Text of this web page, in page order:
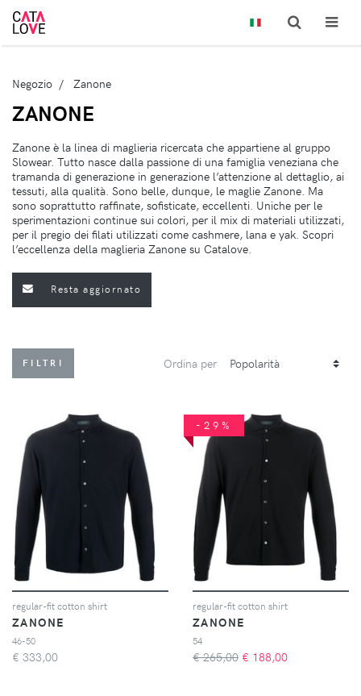
Negozio Zanone
ZANONE
Zanone è la linea di maglieria ricercata che appartiene al gruppo
Slowear. Tutto nasce dalla passione di una famiglia veneziana che
tramanda di generazione in generazione l’attenzione al dettaglio, ai
tessuti, alla qualità. Sono belle, dunque, le maglie Zanone. Ma
sono soprattutto raffinate, sofisticate, eccellenti. Uniche per le
sperimentazioni continue sui colori, per il mix di materiali utilizzati,
per il pregio dei filati utilizzati come cashmere, lana e yak. Scopri
l’eccellenza della maglieria Zanone su Catalove.
Resta aggiornato
FILTRI Ordina per
regular-fit cotton shirt
ZANONE
46-50
€ 333,00
-29%
regular-fit cotton shirt
ZANONE
54
€ 265,00 € 188,00